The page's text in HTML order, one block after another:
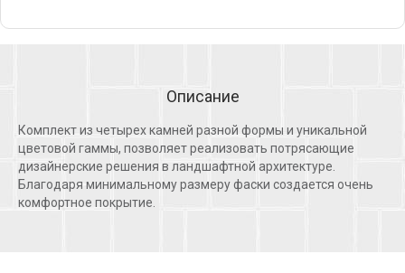
Описание
Комплект из четырех камней разной формы и уникальной
цветовой гаммы, позволяет реализовать потрясающие
дизайнерские решения в ландшафтной архитектуре.
Благодаря минимальному размеру фаски создается очень
комфортное покрытие.